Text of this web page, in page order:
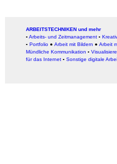
ARBEITSTECHNIKEN und mehr
▪ Arbeits- und Zeitmanagement ▪
▪ Portfolio ● Arbeit mit Bildern ● Arbeit
Mündliche Kommunikation ▪
für das Internet ▪ Sonstige digitale